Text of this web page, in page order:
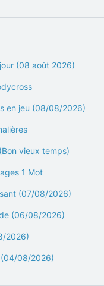
(08 août 2026)
en jeu (08/08/2026)
vieux temps)
1 Mot
(07/08/2026)
(06/08/2026)
2026)
(04/08/2026)